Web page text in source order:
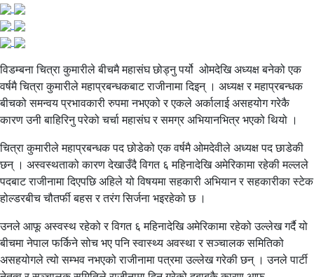
विडम्बना चित्रा कुमारीले बीचमै महासंघ छोड्नु पर्यो ओमदेखि अध्यक्ष बनेको एक
वर्षमै चित्रा कुमारीले महाप्रबन्धकबाट राजीनामा दिइन् । अध्यक्ष र महाप्रबन्धक
बीचको समन्वय प्रभावकारी रुपमा नभएको र एकले अर्कालाई असहयोग गरेकै
कारण उनी बाहिरिनु परेको चर्चा महासंघ र समग्र अभियानभित्र भएको थियो ।
चित्रा कुमारीले महाप्रबन्धक पद छोडेको एक वर्षमै ओमदेवीले अध्यक्ष पद छाडेकी
छन् । अस्वस्थताको कारण देखाउँदै विगत ६ महिनादेखि अमेरिकामा रहेकी मल्लले
पदबाट राजीनामा दिएपछि अहिले यो विषयमा सहकारी अभियान र सहकारीका स्टेक
होल्डरबीच चौतर्फी बहस र तरंग सिर्जना भइरहेको छ ।
उनले आफू अस्वस्थ रहेको र विगत ६ महिनादेखि अमेरिकामा रहेको उल्लेख गर्दै यो
बीचमा नेपाल फर्किने सोच भए पनि स्वास्थ्य अवस्था र सञ्चालक समितिको
असहयोगले त्यो सम्भव नभएको राजीनामा पत्रमा उल्लेख गरेकी छन् । उनले पार्टी